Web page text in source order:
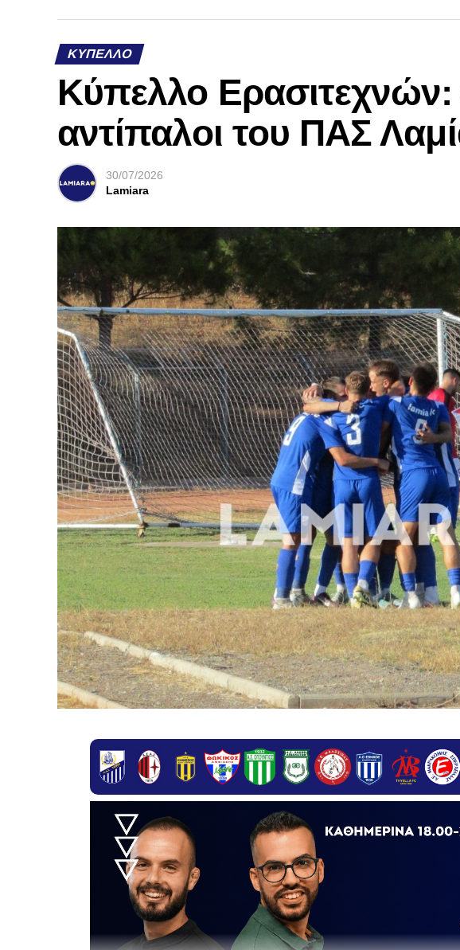
ΚΎΠΕΛΛΟ
Κύπελλο Ερασιτεχνών:
αντίπαλοι του ΠΑΣ
30/07/2026
Lamiara